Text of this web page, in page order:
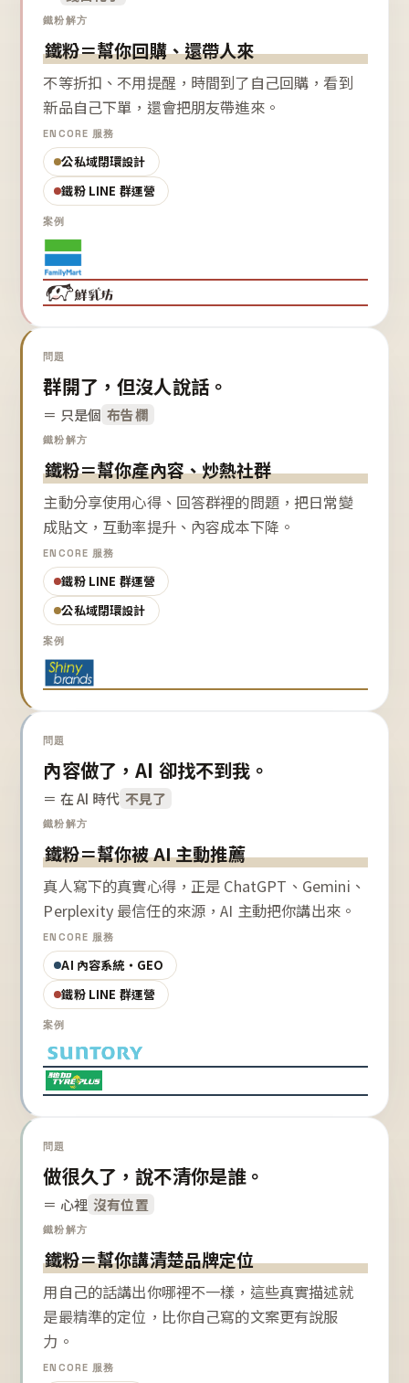
鐵粉解方
鐵粉＝幫你回購、還帶人來
不等折扣、不用提醒，時間到了自己回購，看到
新品自己下單，還會把朋友帶進來。
ENCORE 服務
公私域閉環設計
鐵粉 LINE 群運營
案例
問題
群開了，但沒人說話。
＝ 只是個 布告欄
鐵粉解方
鐵粉＝幫你產內容、炒熱社群
主動分享使用心得、回答群裡的問題，把日常變
成貼文，互動率提升、內容成本下降。
ENCORE 服務
鐵粉 LINE 群運營
公私域閉環設計
案例
問題
內容做了，AI 卻找不到我。
＝ 在 AI 時代 不見了
鐵粉解方
鐵粉＝幫你被 AI 主動推薦
真人寫下的真實心得，正是 ChatGPT、Gemini、
Perplexity 最信任的來源，AI 主動把你講出來。
ENCORE 服務
AI 內容系統・GEO
鐵粉 LINE 群運營
案例
問題
做很久了，說不清你是誰。
＝ 心裡 沒有位置
鐵粉解方
鐵粉＝幫你講清楚品牌定位
用自己的話講出你哪裡不一樣，這些真實描述就
是最精準的定位，比你自己寫的文案更有說服
力。
ENCORE 服務